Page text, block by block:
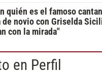
quién es el famoso
de novio con Griselda
con la mirada"
en Perfil